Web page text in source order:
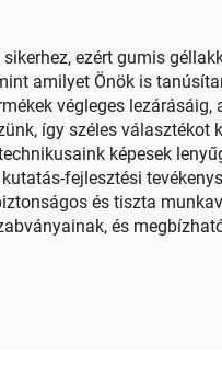
ezért gumis
amilyet Önök is
végleges
így széles választékot
képesek
fejlesztési
és tiszta
és